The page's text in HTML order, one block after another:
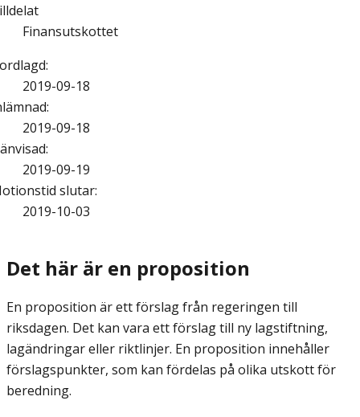
Finansutskottet
:
2019-09-18
:
2019-09-18
:
2019-09-19
slutar:
2019-10-03
Det här är en proposition
En proposition är ett förslag från regeringen till
riksdagen. Det kan vara ett förslag till ny lagstiftning,
lagändringar eller riktlinjer. En proposition innehåller
förslagspunkter, som kan fördelas på olika utskott för
beredning.